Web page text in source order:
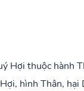
Hợi thuộc hành
hình Thân, hại